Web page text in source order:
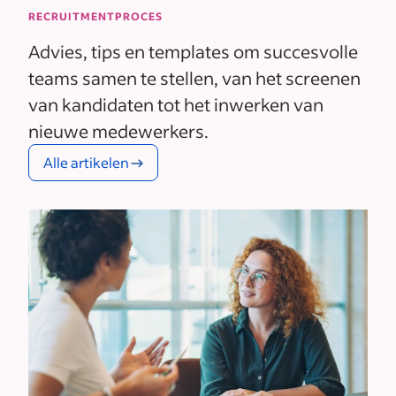
RECRUITMENTPROCES
Advies, tips en templates om succesvolle
teams samen te stellen, van het screenen
van kandidaten tot het inwerken van
nieuwe medewerkers.
Alle artikelen